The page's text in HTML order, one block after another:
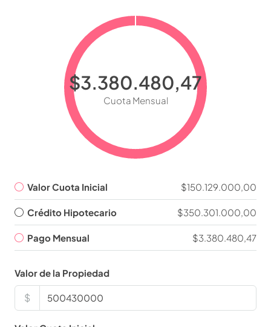
$3.380.480,47
Cuota Mensual
Valor Cuota Inicial $150.129.000,00
Crédito Hipotecario $350.301.000,00
Pago Mensual $3.380.480,47
Valor de la Propiedad
$